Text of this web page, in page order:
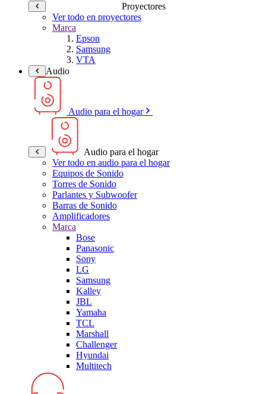
Proyectores
Ver todo en proyectores
Marca
Epson
Samsung
VTA
Audio
Audio para el hogar
Audio para el hogar
Ver todo en audio para el hogar
Equipos de Sonido
Torres de Sonido
Parlantes y Subwoofer
Barras de Sonido
Amplificadores
Marca
Bose
Panasonic
Sony
LG
Samsung
Kalley
JBL
Yamaha
TCL
Marshall
Challenger
Hyundai
Multitech